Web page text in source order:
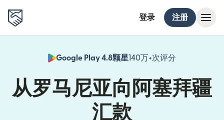
登录 注册
Google Play 4.8颗星140万+次评分
从罗马尼亚向阿塞拜疆
汇款